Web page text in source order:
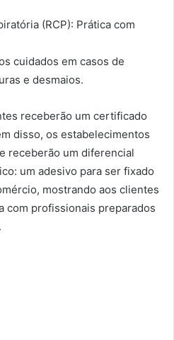
(RCP): Prática com
cuidados em casos de
e desmaios.
receberão um certificado
disso, os estabelecimentos
receberão um diferencial
um adesivo para ser fixado
mostrando aos clientes
com profissionais preparados